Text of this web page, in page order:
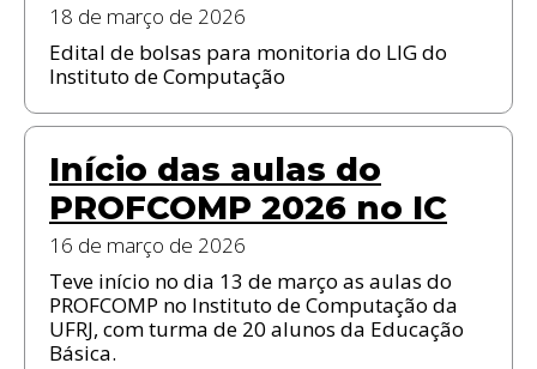
18 de março de 2026
Edital de bolsas para monitoria do LIG do
Instituto de Computação
Início das aulas do
PROFCOMP 2026 no IC
16 de março de 2026
Teve início no dia 13 de março as aulas do
PROFCOMP no Instituto de Computação da
UFRJ, com turma de 20 alunos da Educação
Básica.